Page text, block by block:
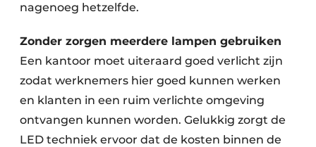
nagenoeg hetzelfde.
Zonder zorgen meerdere lampen gebruiken
Een kantoor moet uiteraard goed verlicht zijn
zodat werknemers hier goed kunnen werken
en klanten in een ruim verlichte omgeving
ontvangen kunnen worden. Gelukkig zorgt de
LED techniek ervoor dat de kosten binnen de